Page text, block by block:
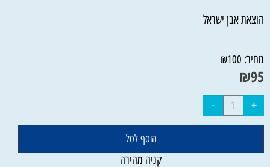
הוצאת אבן ישראל
מחיר: ₪100
₪95
הוסף לסל
קניה מהירה